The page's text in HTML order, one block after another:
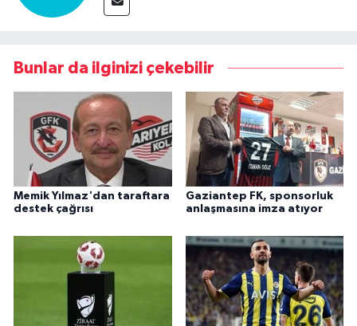
Bunlar da ilginizi çekebilir
Memik Yılmaz'dan taraftara
destek çağrısı
Gaziantep FK, sponsorluk
anlaşmasına imza atıyor